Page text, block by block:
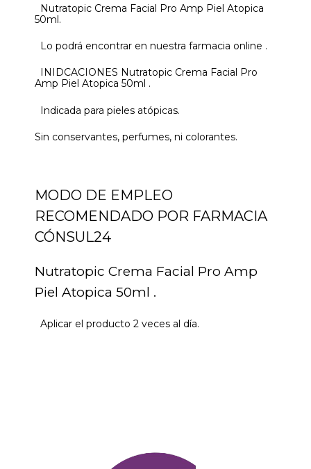
Nutratopic Crema Facial Pro Amp Piel Atopica
50ml.
Lo podrá encontrar en nuestra farmacia online .
INIDCACIONES Nutratopic Crema Facial Pro
Amp Piel Atopica 50ml .
Indicada para pieles atópicas.
Sin conservantes, perfumes, ni colorantes.
MODO DE EMPLEO
RECOMENDADO POR FARMACIA
CÓNSUL24
Nutratopic Crema Facial Pro Amp
Piel Atopica 50ml .
Aplicar el producto 2 veces al día.